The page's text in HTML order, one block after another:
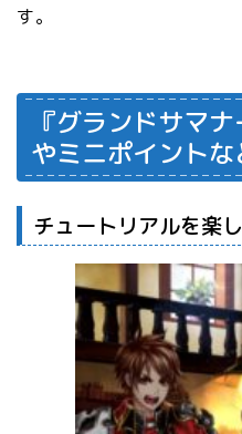
す。
『グランドサマ
やミニポイントな
チュートリアルを楽